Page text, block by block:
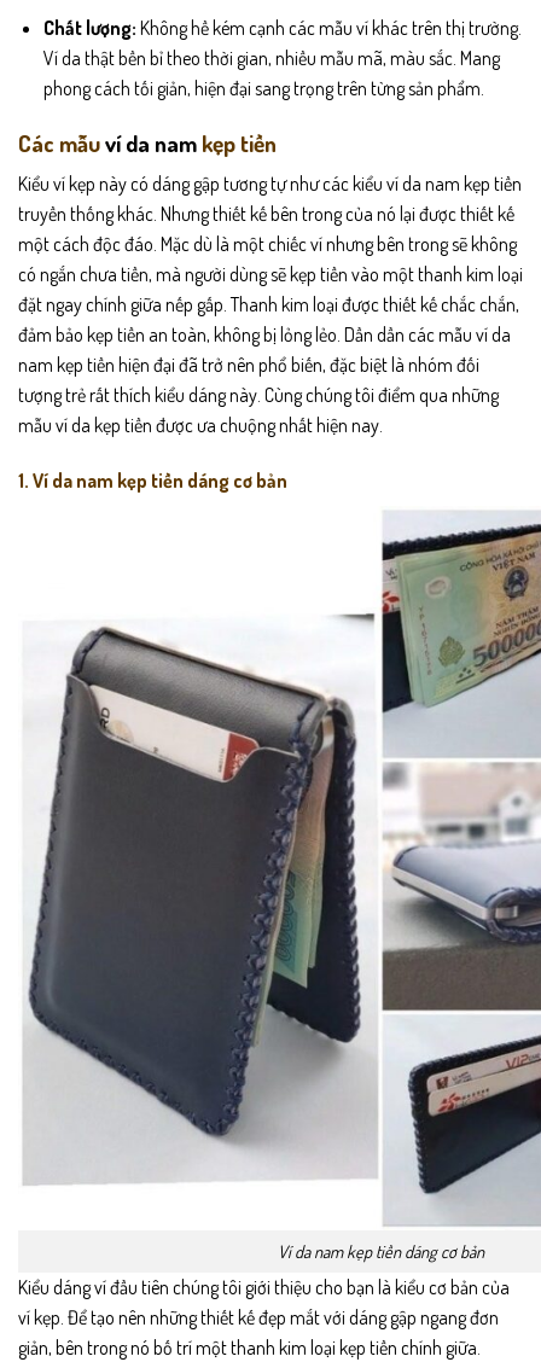
Chất lượng: Không hề kém cạnh các mẫu ví khác trên thị trường.
Ví da thật bền bỉ theo thời gian, nhiều mẫu mã, màu sắc. Mang
phong cách tối giản, hiện đại sang trọng trên từng sản phẩm.
Các mẫuví da nam kẹp tiền
Kiểu ví kẹp này có dáng gập tương tự như các kiểu ví da nam kẹp tiền
truyền thống khác. Nhưng thiết kế bên trong của nó lại được thiết kế
một cách độc đáo. Mặc dù là một chiếc ví nhưng bên trong sẽ không
có ngắn chưa tiền, mà người dùng sẽ kẹp tiền vào một thanh kim loại
đặt ngay chính giữa nếp gấp. Thanh kim loại được thiết kế chắc chắn,
đảm bảo kẹp tiền an toàn, không bị lỏng lẻo. Dần dần các mẫu ví da
nam kẹp tiền hiện đại đã trở nên phổ biến, đặc biệt là nhóm đối
tượng trẻ rất thích kiểu dáng này. Cùng chúng tôi điểm qua những
mẫu ví da kẹp tiền được ưa chuộng nhất hiện nay.
1. Ví da nam kẹp tiền dáng cơ bản
Ví da nam kẹp tiền dáng cơ bản
Kiểu dáng ví đầu tiên chúng tôi giới thiệu cho bạn là kiểu cơ bản của
ví kẹp. Để tạo nên những thiết kế đẹp mắt với dáng gập ngang đơn
giản, bên trong nó bố trí một thanh kim loại kẹp tiền chính giữa.